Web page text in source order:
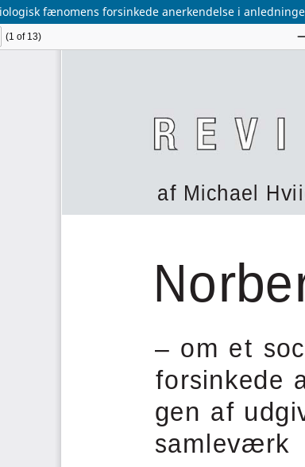
fænomens forsinkede anerkendelse i